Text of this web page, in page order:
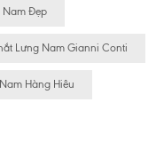
Nam Đẹp
Lưng Nam Gianni Conti
Hàng Hiêu